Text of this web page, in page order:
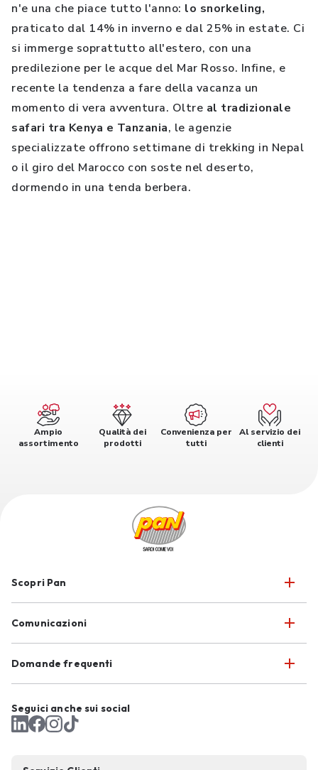
n'e una che piace tutto l'anno: lo snorkeling,
praticato dal 14% in inverno e dal 25% in estate. Ci
si immerge soprattutto all'estero, con una
predilezione per le acque del Mar Rosso. Infine, e
recente la tendenza a fare della vacanza un
momento di vera avventura. Oltre al tradizionale
safari tra Kenya e Tanzania, le agenzie
specializzate offrono settimane di trekking in Nepal
o il giro del Marocco con soste nel deserto,
dormendo in una tenda berbera.
Ampio
assortimento
Qualità dei
prodotti
Convenienza per
tutti
Al servizio dei
clienti
Scopri Pan
Comunicazioni
Domande frequenti
Seguici anche sui social